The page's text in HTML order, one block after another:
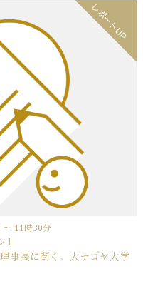
レポートUP
11時30分
】
事長に聞く、大ナゴヤ大学